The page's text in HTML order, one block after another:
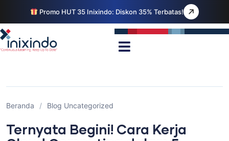
Promo HUT 35 Inixindo: Diskon 35% Terbatas!
Beranda / Blog Uncategorized
Ternyata Begini! Cara Kerja